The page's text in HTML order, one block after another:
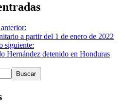
a partir del 1 de enero de 2022
siguiente:
Hernández detenido en Honduras
Buscar